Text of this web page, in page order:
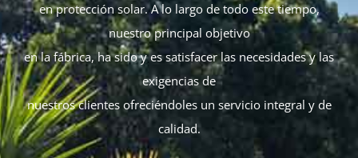
en protección solar. A lo largo de todo este tiempo,
nuestro principal objetivo
en la fábrica, ha sido y es satisfacer las necesidades y las
exigencias de
nuestros clientes ofreciéndoles un servicio integral y de
calidad.